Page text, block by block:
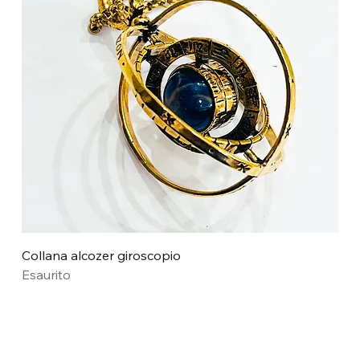
Collana alcozer giroscopio
Esaurito